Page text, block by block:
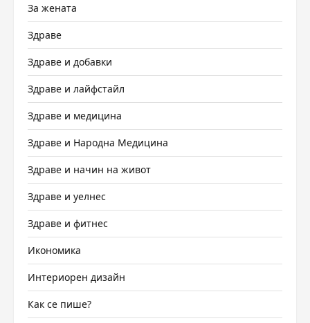
За жената
Здраве
Здраве и добавки
Здраве и лайфстайл
Здраве и медицина
Здраве и Народна Медицина
Здраве и начин на живот
Здраве и уелнес
Здраве и фитнес
Икономика
Интериорен дизайн
Как се пише?